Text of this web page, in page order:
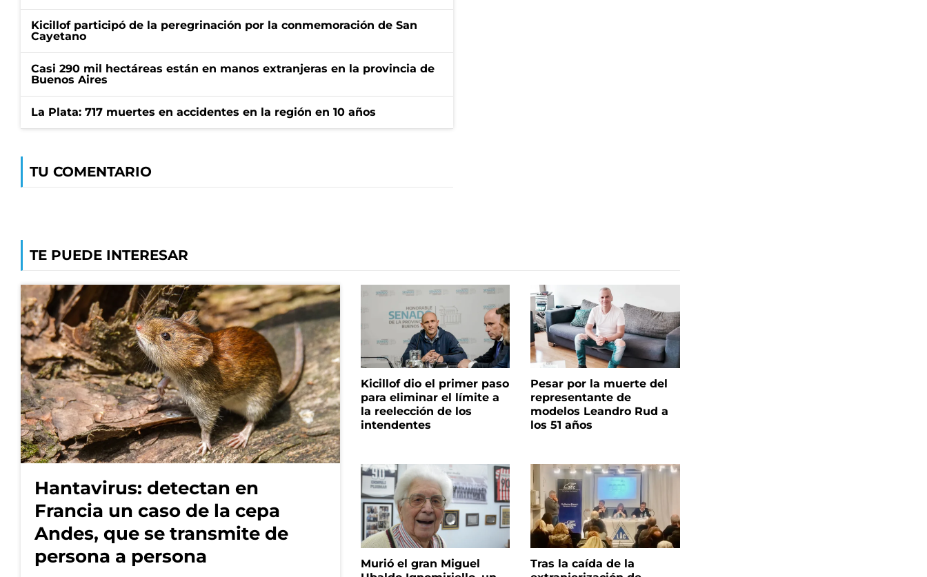
Kicillof participó de la peregrinación por la conmemoración de San
Cayetano
Casi 290 mil hectáreas están en manos extranjeras en la provincia de
Buenos Aires
La Plata: 717 muertes en accidentes en la región en 10 años
TU COMENTARIO
TE PUEDE INTERESAR
Hantavirus: detectan en
Francia un caso de la cepa
Andes, que se transmite de
persona a persona
Kicillof dio el primer paso
para eliminar el límite a
la reelección de los
intendentes
Pesar por la muerte del
representante de
modelos Leandro Rud a
los 51 años
Murió el gran Miguel
Tras la caída de la